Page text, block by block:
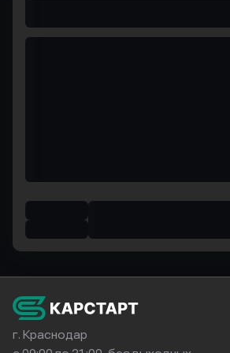
г. Краснодар